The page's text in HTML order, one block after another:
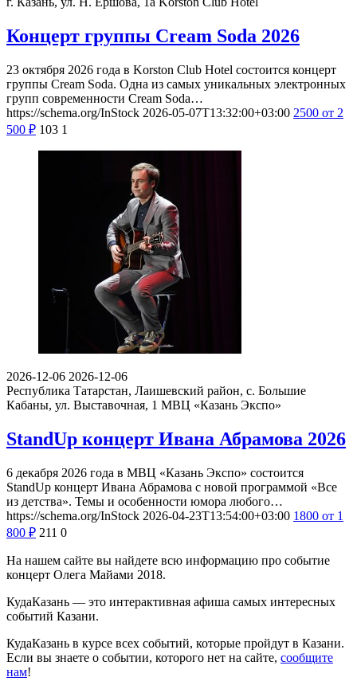
Концерт группы Cream Soda 2026
23 октября 2026 года в Korston Club Hotel состоится концерт
группы Cream Soda. Одна из самых уникальных электронных
групп современности Cream Soda…
https://schema.org/InStock 2026-05-07T13:32:00+03:00 2500 от 2
500 ₽ 103 1
2026-12-06 2026-12-06
Республика Татарстан, Лаишевский район, с. Большие
Кабаны, ул. Выставочная, 1 МВЦ «Казань Экспо»
StandUp концерт Ивана Абрамова 2026
6 декабря 2026 года в МВЦ «Казань Экспо» состоится
StandUp концерт Ивана Абрамова с новой программой «Все
из детства». Темы и особенности юмора любого…
https://schema.org/InStock 2026-04-23T13:54:00+03:00 1800 от 1
800 ₽ 211 0
На нашем сайте вы найдете всю информацию про событие
концерт Олега Майами 2018.
КудаКазань — это интерактивная афиша самых интересных
событий Казани.
КудаКазань в курсе всех событий, которые пройдут в Казани.
Если вы знаете о событии, которого нет на сайте, сообщите
нам!